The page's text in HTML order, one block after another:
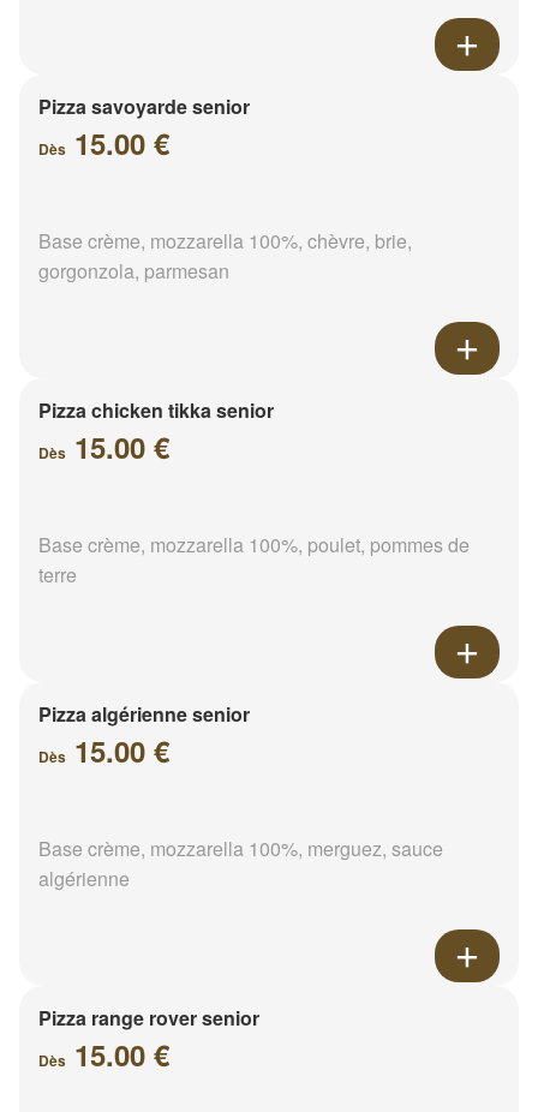
Pizza savoyarde senior
Dès 15.00 €
Base crème, mozzarella 100%, chèvre, brie,
gorgonzola, parmesan
Pizza chicken tikka senior
Dès 15.00 €
Base crème, mozzarella 100%, poulet, pommes de
terre
Pizza algérienne senior
Dès 15.00 €
Base crème, mozzarella 100%, merguez, sauce
algérienne
Pizza range rover senior
Dès 15.00 €